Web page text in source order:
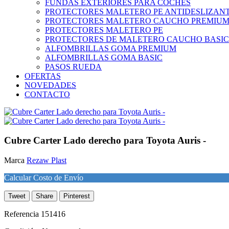
FUNDAS EXTERIORES PARA COCHES
PROTECTORES MALETERO PE
PROTECTORES MALETERO CAUCHO PREMIUM
PROTECTORES MALETERO PE
PROTECTORES DE MALETERO CAUCHO BASIC
ALFOMBRILLAS GOMA PREMIUM
ALFOMBRILLAS GOMA BASIC
PASOS RUEDA
OFERTAS
NOVEDADES
CONTACTO
Cubre Carter Lado derecho para Toyota Auris -
Marca Rezaw Plast
Calcular Costo de Envío
Tweet Share Pinterest
Referencia 151416